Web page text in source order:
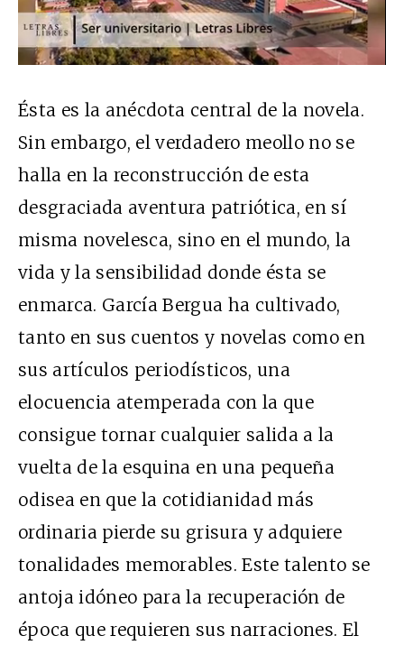
Ésta es la anécdota central de la novela.
Sin embargo, el verdadero meollo no se
halla en la reconstrucción de esta
desgraciada aventura patriótica, en sí
misma novelesca, sino en el mundo, la
vida y la sensibilidad donde ésta se
enmarca. García Bergua ha cultivado,
tanto en sus cuentos y novelas como en
sus artículos periodísticos, una
elocuencia atemperada con la que
consigue tornar cualquier salida a la
vuelta de la esquina en una pequeña
odisea en que la cotidianidad más
ordinaria pierde su grisura y adquiere
tonalidades memorables. Este talento se
antoja idóneo para la recuperación de
época que requieren sus narraciones. El